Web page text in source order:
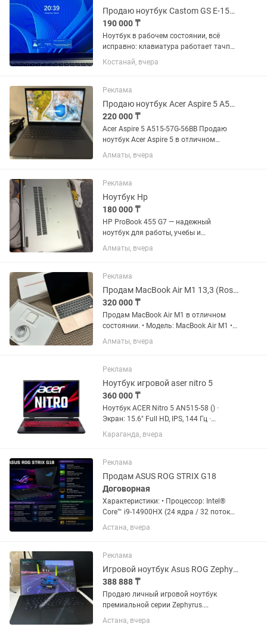
Продаю ноутбук Castom GS E-157D
190 000 ₸
Ноутбук в рабочем состоянии, всё
исправно: клавиатура работает тачпад
работает экран без повреждений есть
подсветка клавиатуры есть сканер
зарядном кабеле немного...
Костанай, вчера
Реклама
Продаю ноутбук Acer Aspire 5 A515-57G-56BB
220 000 ₸
Acer Aspire 5 A515-57G-56BB Продаю
ноутбук Acer Aspire 5 в отличном
состоянии. Характеристики:
Процессор: Intel Core i5-1235U (12-е
RTX 2050 4 ГБ ...
Алматы, вчера
Реклама
Ноутбук Hp
180 000 ₸
HP ProBook 455 G7 — надежный
ноутбук для работы, учебы и
повседневных задач. ✔ Процессор
AMD Ryzen ✔ Быстрая работа,
интернета, фильмов и учебы. ✔ Экран
без...
Алматы, вчера
Реклама
Продам MacBook Air M1 13,3 (Rose Gold)
320 000 ₸
Продам MacBook Air M1 в отличном
состоянии. • Модель: MacBook Air M1 •
Экран: 13.3 • Оперативная память: 8 ГБ
• SSD: 256 ГБ • Цвет: Rose Gold
очень редко, состояние...
Алматы, вчера
Реклама
Ноутбук игровой aser nitro 5
360 000 ₸
Ноутбук ACER Nitro 5 AN515-58 () ·
Экран: 15.6" Full HD, IPS, 144 Гц ·
Процессор: Intel Core i5-12450H (12-е
поколение) · Память: 16 ГБ ОЗУ ·
Караганда, вчера
Реклама
Продам ASUS ROG STRIX G18
Договорная
Характеристики: • Процессор: Intel®️
Core™️ i9-14900HX (24 ядра / 32 потока,
до 5.8 ГГц) • Видеокарта: NVIDIA
GeForce RTX 5070 8 ГБ GDDR7 •
Накопитель: SSD NVMe 1 ТБ...
Астана, вчера
Реклама
Игровой ноутбук Asus ROG Zephyrus M16 [2021]
388 888 ₸
Продаю личный игровой ноутбук
премиальной серии Zephyrus.
Покупался в конце 2021 года.
Последние два года практически не
Астана, вчера